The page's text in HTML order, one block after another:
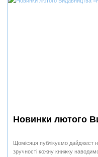
Новинки лютого
Щомісяця публікуємо
зручності кожну книжку